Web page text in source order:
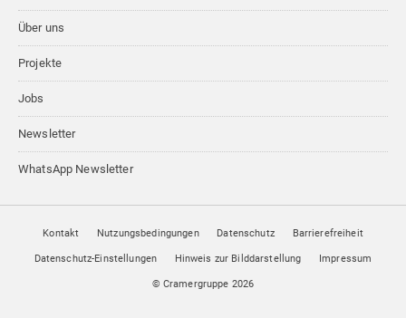
Über uns
Projekte
Jobs
Newsletter
WhatsApp Newsletter
Kontakt Nutzungsbedingungen Datenschutz Barrierefreiheit
Datenschutz-Einstellungen Hinweis zur Bilddarstellung Impressum
© Cramergruppe 2026